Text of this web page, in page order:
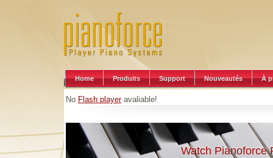
Home Produits Support Nouveautés À
No Flash playeravaliable!
Watch Pianoforce